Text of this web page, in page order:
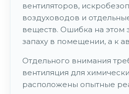
вентиляторов,
воздуховодов и
веществ. Ошибка на этом
запаху в помещении, а к
Отдельного внимания
вентиляция для
расположены опытные